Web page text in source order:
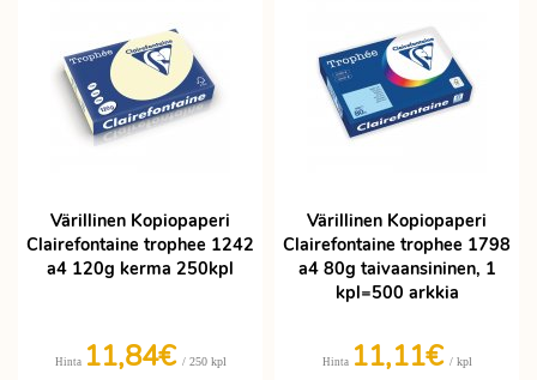
Värillinen Kopiopaperi
Clairefontaine trophee 1242
a4 120g kerma 250kpl
Hinta 11,84€ / 250 kpl
Värillinen Kopiopaperi
Clairefontaine trophee 1798
a4 80g taivaansininen, 1
kpl=500 arkkia
Hinta 11,11€ / kpl